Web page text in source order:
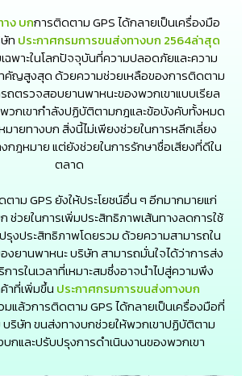
ง บกการติดตาม GPS ได้กลายเป็นเครื่องมือ
ท ประกาศกรมการขนส่งทางบก 2564ล่าสุด
ฉพาะในโลกปัจจุบันที่ความปลอดภัยและความ
ญสูงสุด ด้วยความช่วยเหลือของการติดตาม
ถตรวจสอบยานพาหนะของพวกเขาแบบเรียล
พวกเขากำลังปฏิบัติตามกฎและข้อบังคับทั้งหมด
ายทางบก สิ่งนี้ไม่เพียงช่วยในการหลีกเลี่ยง
กฎหมาย แต่ยังช่วยในการรักษาชื่อเสียงที่ดีใน
ตลาด
าม GPS ยังให้ประโยชน์อื่น ๆ อีกมากมายแก่
ช่วยในการเพิ่มประสิทธิภาพเส้นทางลดการใช้
รุงประสิทธิภาพโดยรวม ด้วยความสามารถใน
ยานพาหนะ บริษัท สามารถมั่นใจได้ว่าการส่ง
ารในเวลาที่เหมาะสมซึ่งอาจนำไปสู่ความพึง
าที่เพิ่มขึ้น ประกาศกรมการขนส่งทางบก
มแล้วการติดตาม GPS ได้กลายเป็นเครื่องมือที่
บริษัท ขนส่งทางบกช่วยให้พวกเขาปฏิบัติตาม
กและปรับปรุงการดำเนินงานของพวกเขา